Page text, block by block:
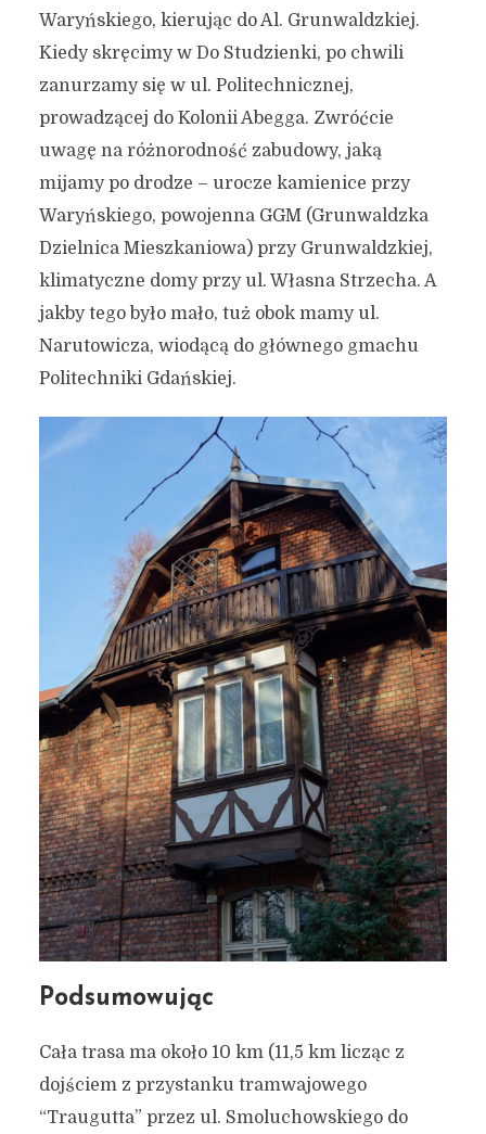
Waryńskiego, kierując do Al. Grunwaldzkiej.
Kiedy skręcimy w Do Studzienki, po chwili
zanurzamy się w ul. Politechnicznej,
prowadzącej do Kolonii Abegga. Zwróćcie
uwagę na różnorodność zabudowy, jaką
mijamy po drodze – urocze kamienice przy
Waryńskiego, powojenna GGM (Grunwaldzka
Dzielnica Mieszkaniowa) przy Grunwaldzkiej,
klimatyczne domy przy ul. Własna Strzecha. A
jakby tego było mało, tuż obok mamy ul.
Narutowicza, wiodącą do głównego gmachu
Politechniki Gdańskiej.
Podsumowując
Cała trasa ma około 10 km (11,5 km licząc z
dojściem z przystanku tramwajowego
“Traugutta” przez ul. Smoluchowskiego do